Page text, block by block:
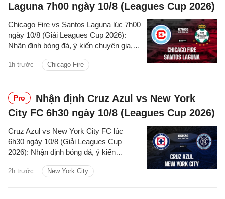
Laguna 7h00 ngày 10/8 (Leagues Cup 2026)
1h trước Chicago Fire
Chicago Fire vs Santos Laguna lúc 7h00
ngày 10/8 (Giải Leagues Cup 2026):
Nhận định bóng đá, ý kiến chuyên gia,
trận đấu.
Pro
Nhận định Cruz Azul vs New York
City FC 6h30 ngày 10/8 (Leagues Cup 2026)
2h trước New York City
Cruz Azul vs New York City FC lúc
6h30 ngày 10/8 (Giải Leagues Cup
2026): Nhận định bóng đá, ý kiến
thống kê trận đấu.